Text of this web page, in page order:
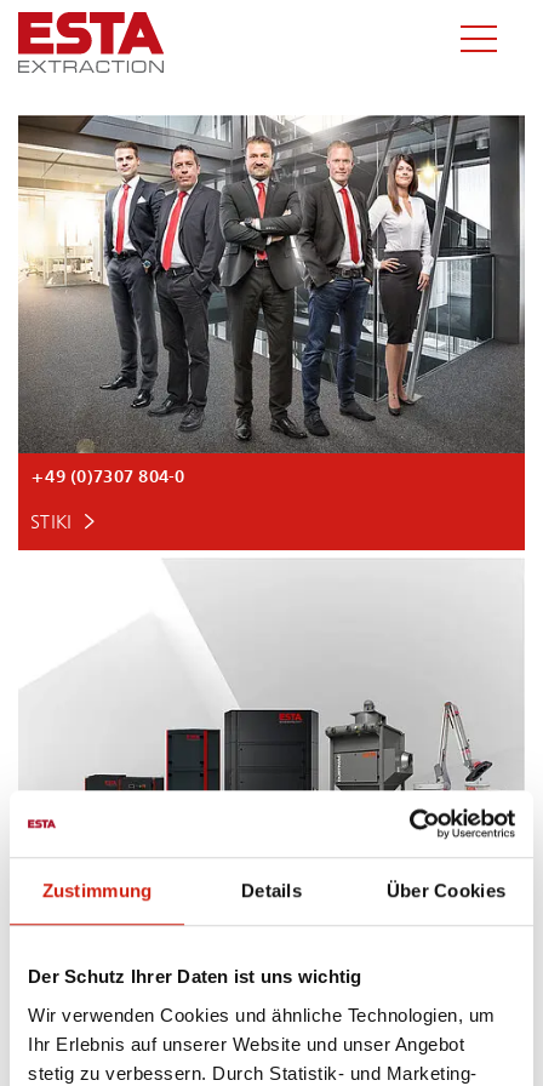
Zustimmung Details Über Cookies
Der Schutz Ihrer Daten ist uns wichtig
Wir verwenden Cookies und ähnliche Technologien, um
Ihr Erlebnis auf unserer Website und unser Angebot
stetig zu verbessern. Durch Statistik- und Marketing-
+49 (0)7307 804-0
STIKI
PREGLED IZDELKOV
SVETOVNE STORITVE
Z veseljem odgovarjamo na vaša vprašanja in vam
ponujamo strokovne nasvete na področju sistemov